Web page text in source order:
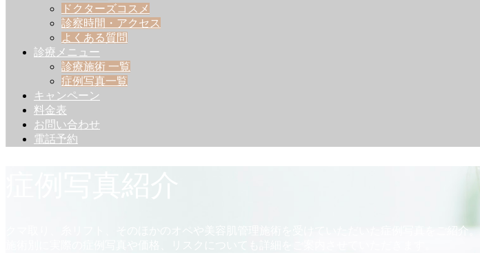
ドクターズコスメ
診察時間・アクセス
よくある質問
診療メニュー
診療施術 一覧
症例写真一覧
キャンペーン
料金表
お問い合わせ
電話予約
クマ取り、糸リフト、そのほかのオペや美容肌管理施術を受けていただいた症例写真をご紹介。